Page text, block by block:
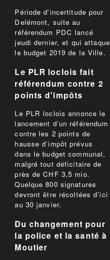
Période d'incertitude pour
Delémont, suite au
référendum PDC lancé
jeudi dernier, et qui attaque
le budget 2019 de la Ville.
Le PLR loclois fait
référendum contre 2
points d'impôts
Le PLR loclois annonce le
lancement d’un référendum
contre les 2 points de
hausse d’impôt prévus
dans le budget communal,
malgré tout déficitaire de
près de CHF 3,5 mio.
Quelque 800 signatures
devront être récoltées d’ici
au 30 janvier.
Du changement pour
la police et la santé à
Moutier